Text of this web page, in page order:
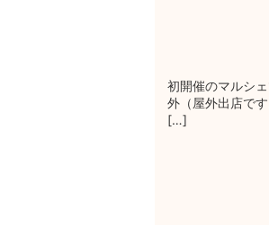
初開催のマルシ
外（屋外出店で
[…]